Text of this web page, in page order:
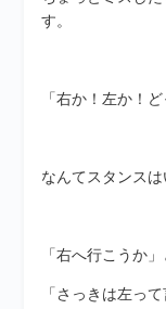
す。
「右か！左か！
なんてスタンスは
「右へ行こうか
「さっきは左っ